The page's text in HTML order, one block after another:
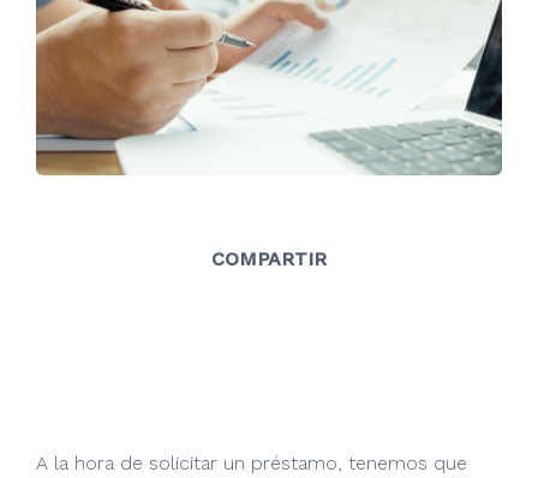
COMPARTIR
A la hora de solicitar un préstamo, tenemos que